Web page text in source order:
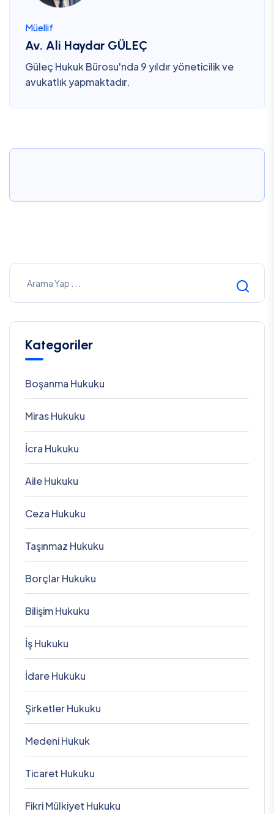
Müellif
Av. Ali Haydar GÜLEÇ
Güleç Hukuk Bürosu'nda 9 yıldır yöneticilik ve
avukatlık yapmaktadır.
Kategoriler
Boşanma Hukuku
Miras Hukuku
İcra Hukuku
Aile Hukuku
Ceza Hukuku
Taşınmaz Hukuku
Borçlar Hukuku
Bilişim Hukuku
İş Hukuku
İdare Hukuku
Şirketler Hukuku
Medeni Hukuk
Ticaret Hukuku
Fikri Mülkiyet Hukuku